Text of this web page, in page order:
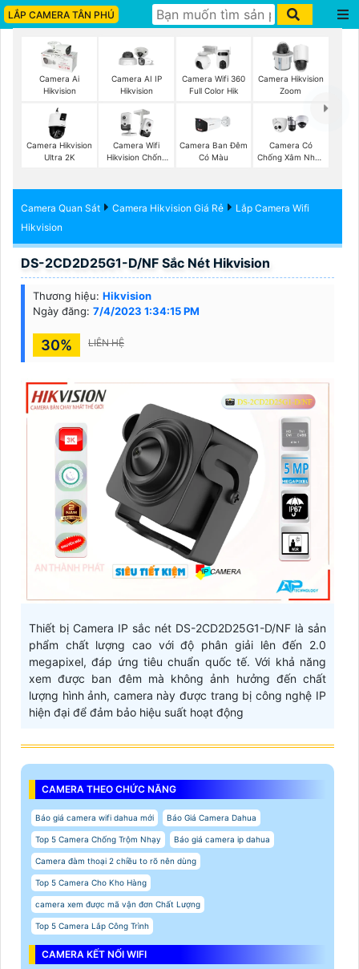
LẮP CAMERA TÂN PHÚ
Camera Ai
Hikvision
Camera AI IP
Hikvision
Camera Wifi 360
Full Color Hik
Camera Hikvision
Zoom
Camera Hikvision
Ultra 2K
Camera Wifi
Hikvision Chống
Camera Ban Đêm
Có Màu
Camera Có
Chống Xâm Nhập
Camera Quan Sát Camera Hikvision Giá Rẻ
Lắp Camera Wifi
Hikvision
DS-2CD2D25G1-D/NF Sắc Nét Hikvision
Thương hiệu: Hikvision
Ngày đăng: 7/4/2023 1:34:15 PM
30% LIÊN HỆ
Thiết bị Camera IP sắc nét DS-2CD2D25G1-D/NF là sản
phẩm chất lượng cao với độ phân giải lên đến 2.0
megapixel, đáp ứng tiêu chuẩn quốc tế. Với khả năng
xem được ban đêm mà không ảnh hưởng đến chất
lượng hình ảnh, camera này được trang bị công nghệ IP
hiện đại để đảm bảo hiệu suất hoạt động
CAMERA THEO CHỨC NĂNG
Báo giá camera wifi dahua mới Báo Giá Camera Dahua
Top 5 Camera Chống Trộm Nhạy Báo giá camera ip dahua
Camera đàm thoại 2 chiều to rõ nên dùng
Top 5 Camera Cho Kho Hàng
camera xem được mã vận đơn Chất Lượng
Top 5 Camera Lắp Công Trình
CAMERA KẾT NỐI WIFI